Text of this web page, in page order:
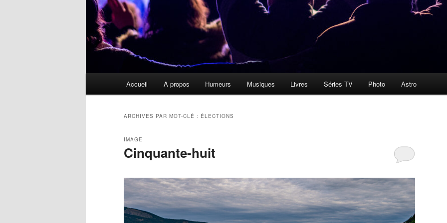
Accueil A propos Humeurs Musiques Livres Séries TV Photo Astro
ARCHIVES PAR MOT-CLÉ : ÉLECTIONS
Cinquante-huit
IMAGE